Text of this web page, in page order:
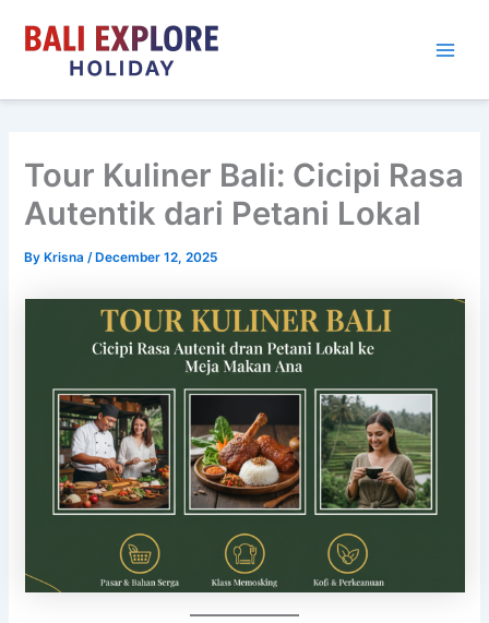
Tour Kuliner Bali: Cicipi Rasa
Autentik dari Petani Lokal
By Krisna/ December 12, 2025